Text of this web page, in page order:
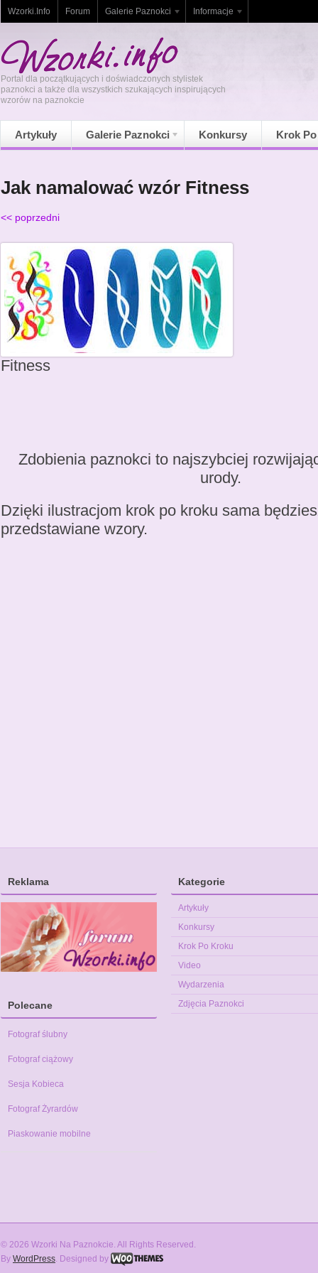
Wzorki.Info Forum Galerie Paznokci Informacje
Portal dla początkujących i doświadczonych stylistek
paznokci a także dla wszystkich szukających inspirujących
wzorów na paznokcie
Artykuły Galerie Paznokci Konkursy Krok
Jak namalować wzór Fitness
<< poprzedni
Fitness
Zdobienia paznokci to najszybciej
urody.
Dzięki ilustracjom krok po kroku sama
przedstawiane wzory.
Reklama
Polecane
Fotograf ślubny
Fotograf ciążowy
Sesja Kobieca
Fotograf Żyrardów
Piaskowanie mobilne
Kategorie
Artykuły
Konkursy
Krok Po Kroku
Video
Wydarzenia
Zdjęcia Paznokci
© 2026 Wzorki Na Paznokcie. All Rights Reserved.
By WordPress. Designed by